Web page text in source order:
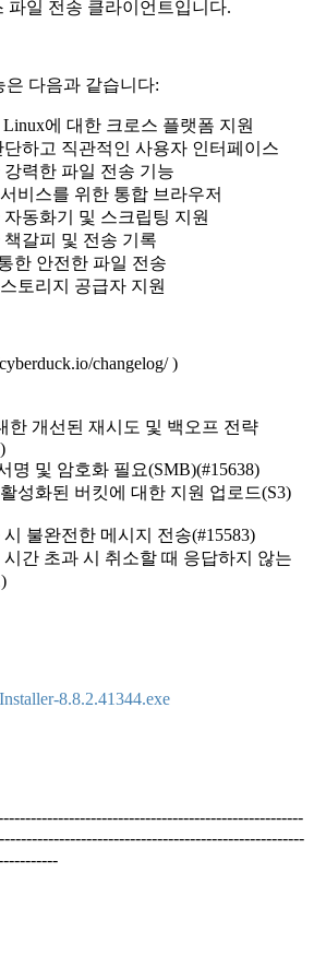
파일 전송 클라이언트입니다.
은 다음과 같습니다:
에 대한 크로스 플랫폼 지원
하고 직관적인 사용자 인터페이스
력한 파일 전송 기능
비스를 위한 통합 브라우저
동화기 및 스크립팅 지원
갈피 및 전송 기록
한 안전한 파일 전송
토리지 공급자 지원
changelog/ )
개선된 재시도 및 백오프 전략
및 암호화 필요(SMB)(#15638)
성화된 버킷에 대한 지원 업로드(S3)
불완전한 메시지 전송(#15583)
간 초과 시 취소할 때 응답하지 않는
8.8.2.41344.exe